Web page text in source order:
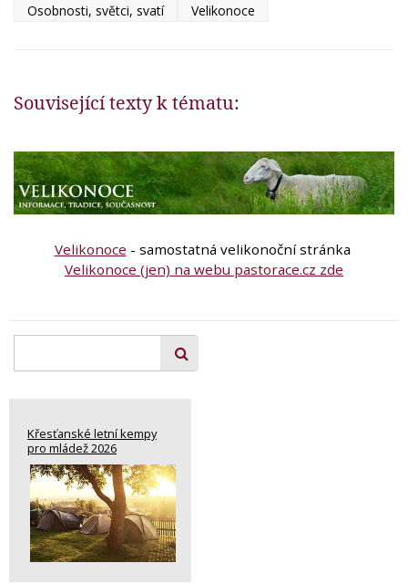
Osobnosti, světci, svatí
Velikonoce
Související texty k tématu:
Velikonoce - samostatná velikonoční stránka
Velikonoce (jen) na webu pastorace.cz zde
Křesťanské letní kempy
pro mládež 2026